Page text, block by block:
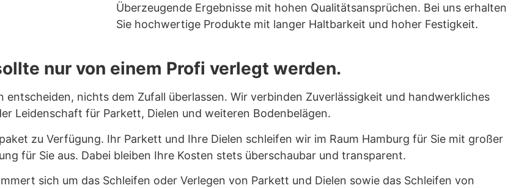
Überzeugende Ergebnisse mit hohen Qualitätsansprüchen. Bei uns erhalten
Sie hochwertige Produkte mit langer Haltbarkeit und hoher Festigkeit.
nur von einem Profi verlegt werden.
entscheiden, nichts dem Zufall überlassen. Wir verbinden Zuverlässigkeit und handwerkliches
Leidenschaft für Parkett, Dielen und weiteren Bodenbelägen.
zu Verfügung. Ihr Parkett und Ihre Dielen schleifen wir im Raum Hamburg für Sie mit großer
für Sie aus. Dabei bleiben Ihre Kosten stets überschaubar und transparent.
sich um das Schleifen oder Verlegen von Parkett und Dielen sowie das Schleifen von